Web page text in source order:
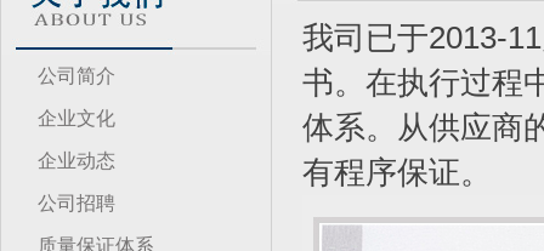
公司简介
企业文化
企业动态
公司招聘
质量保证体系
我司已于2013-
书。在执行过程
体系。从供应商
有程序保证。